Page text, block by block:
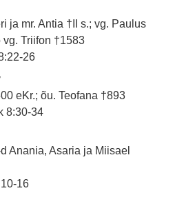
ja mr. Antia †II s.; vg. Paulus
vg. Triifon †1583
26
eKr.; õu. Teofana †893
8:30-34
Anania, Asaria ja Miisael
16